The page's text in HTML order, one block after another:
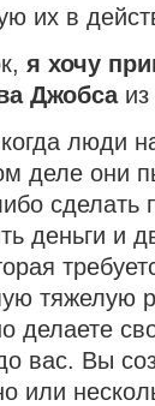
их в
я хочу
Джобсаиз
люди
деле они
деньги и
тяжелую
делаете
вас. Вы
или